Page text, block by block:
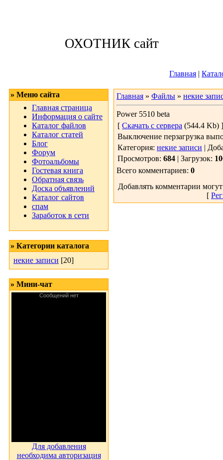
ОХОТНИК сайт
Главная |
» Меню сайта
Главная страница
Информация о сайте
Каталог файлов
Каталог статей
Блог
Форум
Фотоальбомы
Гостевая книга
Обратная связь
Доска объявлений
Каталог сайтов
спам
Заработок в сети
» Категории каталога
некие записи [20]
» Мини-чат
Для добавления
необходима авторизация
Главная » Файлы » некие
Power 5510 beta
[ Скачать с сервера (544.4 Kb) ]
Выключение перзагрузка
Категория: некие записи |
Просмотров: 684 | Загрузок:
Всего комментариев: 0
Добавлять комментарии
[